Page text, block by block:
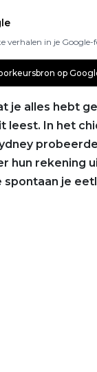
verhalen in je Google-
op
je alles hebt
leest. In het
hun rekening
spontaan je